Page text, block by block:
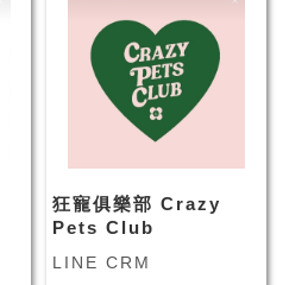
狂寵俱樂部 Crazy
Pets Club
LINE CRM